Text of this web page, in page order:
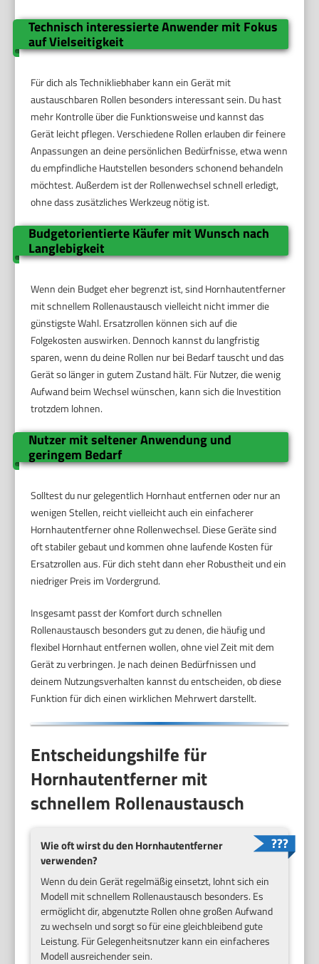
Technisch interessierte Anwender mit Fokus
auf Vielseitigkeit
Für dich als Technikliebhaber kann ein Gerät mit
austauschbaren Rollen besonders interessant sein. Du hast
mehr Kontrolle über die Funktionsweise und kannst das
Gerät leicht pflegen. Verschiedene Rollen erlauben dir feinere
Anpassungen an deine persönlichen Bedürfnisse, etwa wenn
du empfindliche Hautstellen besonders schonend behandeln
möchtest. Außerdem ist der Rollenwechsel schnell erledigt,
ohne dass zusätzliches Werkzeug nötig ist.
Budgetorientierte Käufer mit Wunsch nach
Langlebigkeit
Wenn dein Budget eher begrenzt ist, sind Hornhautentferner
mit schnellem Rollenaustausch vielleicht nicht immer die
günstigste Wahl. Ersatzrollen können sich auf die
Folgekosten auswirken. Dennoch kannst du langfristig
sparen, wenn du deine Rollen nur bei Bedarf tauscht und das
Gerät so länger in gutem Zustand hält. Für Nutzer, die wenig
Aufwand beim Wechsel wünschen, kann sich die Investition
trotzdem lohnen.
Nutzer mit seltener Anwendung und
geringem Bedarf
Solltest du nur gelegentlich Hornhaut entfernen oder nur an
wenigen Stellen, reicht vielleicht auch ein einfacherer
Hornhautentferner ohne Rollenwechsel. Diese Geräte sind
oft stabiler gebaut und kommen ohne laufende Kosten für
Ersatzrollen aus. Für dich steht dann eher Robustheit und ein
niedriger Preis im Vordergrund.
Insgesamt passt der Komfort durch schnellen
Rollenaustausch besonders gut zu denen, die häufig und
flexibel Hornhaut entfernen wollen, ohne viel Zeit mit dem
Gerät zu verbringen. Je nach deinen Bedürfnissen und
deinem Nutzungsverhalten kannst du entscheiden, ob diese
Funktion für dich einen wirklichen Mehrwert darstellt.
Entscheidungshilfe für
Hornhautentferner mit
schnellem Rollenaustausch
Wie oft wirst du den Hornhautentferner
verwenden?
Wenn du dein Gerät regelmäßig einsetzt, lohnt sich ein
Modell mit schnellem Rollenaustausch besonders. Es
ermöglicht dir, abgenutzte Rollen ohne großen Aufwand
zu wechseln und sorgt so für eine gleichbleibend gute
Leistung. Für Gelegenheitsnutzer kann ein einfacheres
Modell ausreichender sein.